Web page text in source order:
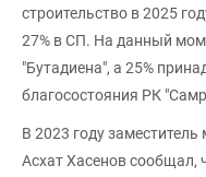
строительство в 2025
27% в СП. На данный
"Бутадиена", а 25%
благосостояния РК
В 2023 году
Асхат Хасенов сообщал,